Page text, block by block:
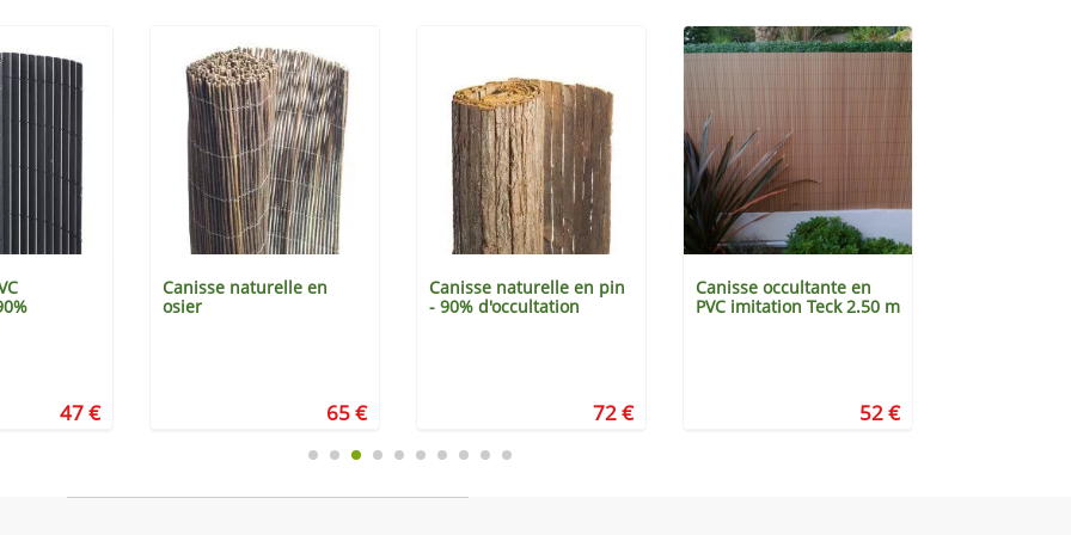
47 €
Canisse naturelle en
osier
65 €
Canisse naturelle en pin
- 90% d'occultation
72 €
Canisse occultante en
PVC imitation Teck 2.50 m
52 €